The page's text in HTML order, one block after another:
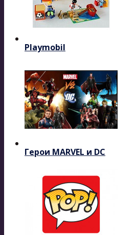
Playmobil
Герои MARVEL и DC